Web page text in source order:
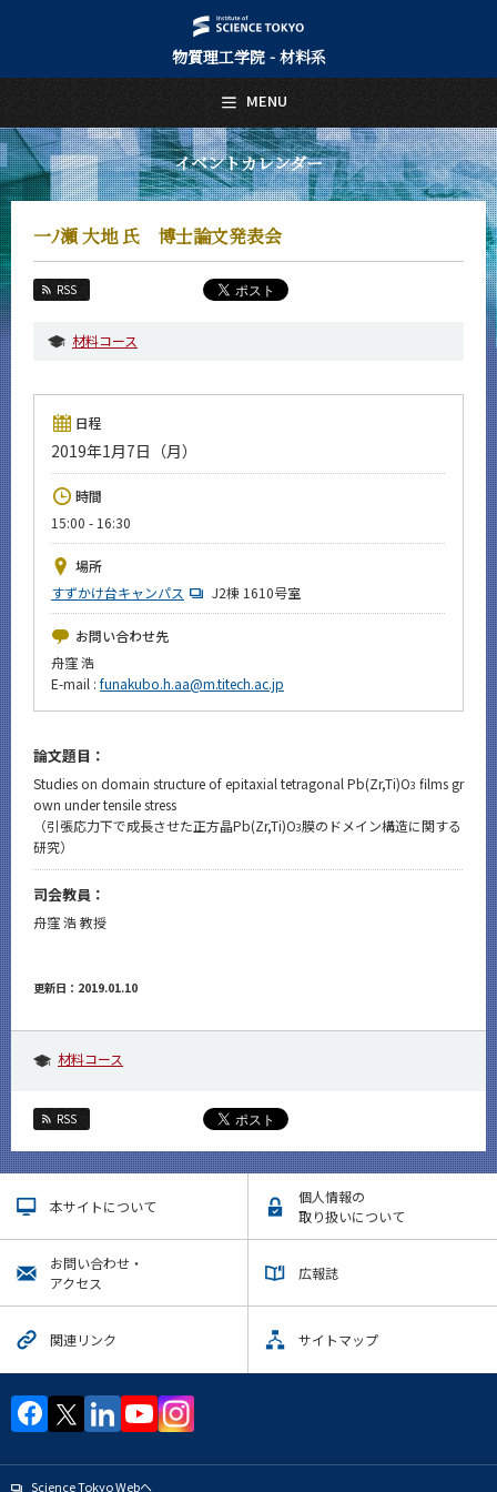
物質理工学院 - 材料系
イベントカレンダー
一ﾉ瀬 大地 氏 博士論文発表会
RSS
材料コース
日程
2019年1月7日（月）
時間
15:00 - 16:30
場所
すずかけ台キャンパス
J2棟 1610号室
お問い合わせ先
舟窪 浩
E-mail : funakubo.h.aa@m.titech.ac.jp
論文題目：
Studies on domain structure of epitaxial tetragonal Pb(Zr,Ti)O3 films gr
own under tensile stress
（引張応力下で成長させた正方晶Pb(Zr,Ti)O3膜のドメイン構造に関する
研究）
司会教員：
舟窪 浩 教授
更新日：2019.01.10
材料コース
RSS
本サイトについて
個人情報の
取り扱いについて
お問い合わせ・
アクセス
広報誌
関連リンク サイトマップ
Science Tokyo Webヘ
MENU
日本語 English
トップページ
Top Page
材料系について
About Us
教育
Education
入学案内
Admissions
材料系 News
イベントカレンダー
Event Calendar
今後のイベント
今後の課程別イベント
年別アーカイブ
CLOSE